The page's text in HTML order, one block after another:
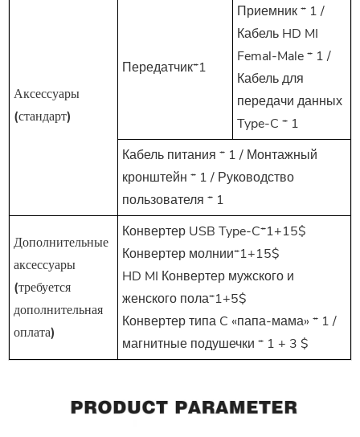
Аксессуары
(стандарт)
Передатчик*1
Приемник * 1 /
Кабель HD MI
Femal-Male * 1 /
Кабель для
передачи данных
Type-C * 1
Кабель питания * 1 / Монтажный
кронштейн * 1 / Руководство
пользователя * 1
Дополнительные
аксессуары
(требуется
дополнительная
оплата)
Конвертер USB Type-C*1+15$
Конвертер молнии*1+15$
HD MI Конвертер мужского и
женского пола*1+5$
Конвертер типа C «папа-мама» * 1 /
магнитные подушечки * 1 + 3 $